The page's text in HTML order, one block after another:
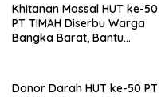
Khitanan Massal HUT ke-50
PT TIMAH Diserbu Warga
Bangka Barat, Bantu
Donor Darah HUT ke-50 PT